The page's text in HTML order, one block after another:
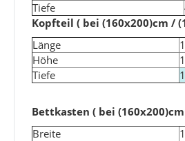
Tiefe
Kopfteil ( bei (160x200)cm /
Länge
Höhe
Tiefe
Bettkasten ( bei
Breite